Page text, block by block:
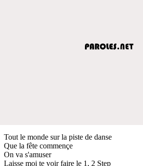
Tout le monde sur la piste de danse
Que la fête commençe
On va s'amuser
Laisse moi te voir faire le 1, 2 Step